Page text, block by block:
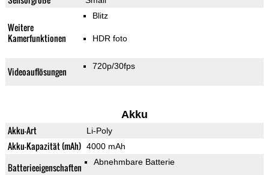
Weitere
Kamerfunktionen
Blitz
HDR foto
Videoauflösungen 720p/30fps
Akku
Akku-Art Li-Poly
Akku-Kapazität (mAh) 4000 mAh
Batterieeigenschaften Abnehmbare Batterie